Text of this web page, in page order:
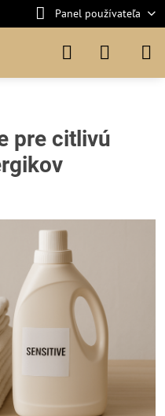
Panel používateľa
pre citlivú